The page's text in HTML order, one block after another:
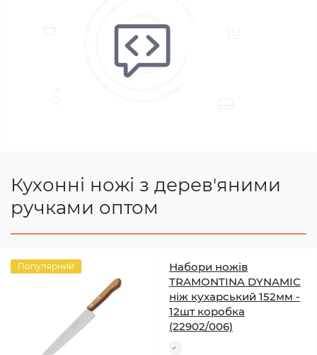
Кухонні ножі з дерев'яними
ручками оптом
Популярний
Набори ножів
TRAMONTINA DYNAMIC
ніж кухарський 152мм -
12шт коробка
(22902/006)